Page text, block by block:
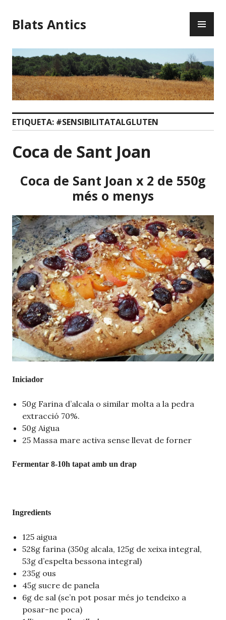
Blats Antics
ETIQUETA: #SENSIBILITATALGLUTEN
Coca de Sant Joan
Coca de Sant Joan x 2 de 550g
més o menys
Iniciador
50g Farina d’alcala o similar molta a la pedra
extracció 70%.
50g Aigua
25 Massa mare activa sense llevat de forner
Fermentar 8-10h tapat amb un drap
Ingredients
125 aigua
528g farina (350g alcala, 125g de xeixa integral,
53g d’espelta bessona integral)
235g ous
45g sucre de panela
6g de sal (se’n pot posar més jo tendeixo a
posar-ne poca)